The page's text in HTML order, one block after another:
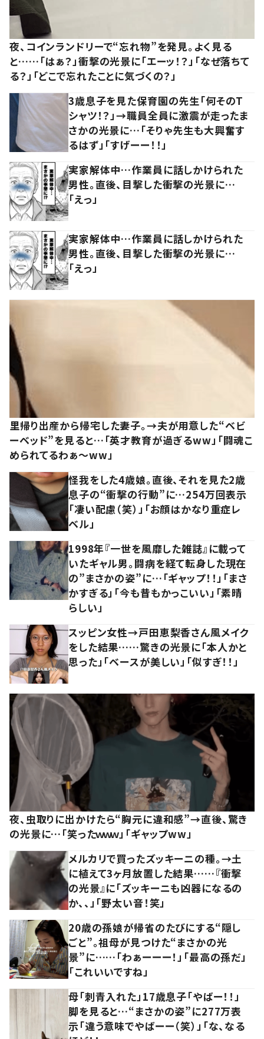
夜、コインランドリーで“忘れ物”を発見。よく見る
と……「はぁ？」衝撃の光景に「エーッ！？」「なぜ落ちて
る？」「どこで忘れたことに気づくの？」
3歳息子を見た保育園の先生「何そのT
シャツ！？」→職員全員に激震が走ったま
さかの光景に…「そりゃ先生も大興奮す
るはず」「すげーー！！」
実家解体中…作業員に話しかけられた
男性。直後、目撃した衝撃の光景に…
「えっ」
実家解体中…作業員に話しかけられた
男性。直後、目撃した衝撃の光景に…
「えっ」
里帰り出産から帰宅した妻子。→夫が用意した“ベビ
ーベッド”を見ると…「英才教育が過ぎるww」「闘魂こ
められてるわぁ～ww」
怪我をした4歳娘。直後、それを見た2歳
息子の“衝撃の行動”に…254万回表示
「凄い配慮（笑）」「お顔はかなり重症レ
ベル」
1998年『一世を風靡した雑誌』に載って
いたギャル男。闘病を経て転身した現在
の”まさかの姿”に…「ギャップ！！」「まさ
かすぎる」「今も昔もかっこいい」「素晴
らしい」
スッピン女性→戸田恵梨香さん風メイク
をした結果……驚きの光景に「本人かと
思った」「ベースが美しい」「似すぎ！！」
夜、虫取りに出かけたら“胸元に違和感”→直後、驚き
の光景に…「笑ったｗｗｗ」「ギャップww」
メルカリで買ったズッキーニの種。→土
に植えて3ヶ月放置した結果……『衝撃
の光景』に「ズッキーニも凶器になるの
か、、」「野太い音！笑」
20歳の孫娘が帰省のたびにする“隠し
ごと”。祖母が見つけた“まさかの光
景”に……「わぁーーー！」「最高の孫だ」
「これいいですね」
母「刺青入れた」17歳息子「やばー！！」
脚を見ると…“まさかの姿”に277万表
示「違う意味でやばーー（笑）」「な、なる